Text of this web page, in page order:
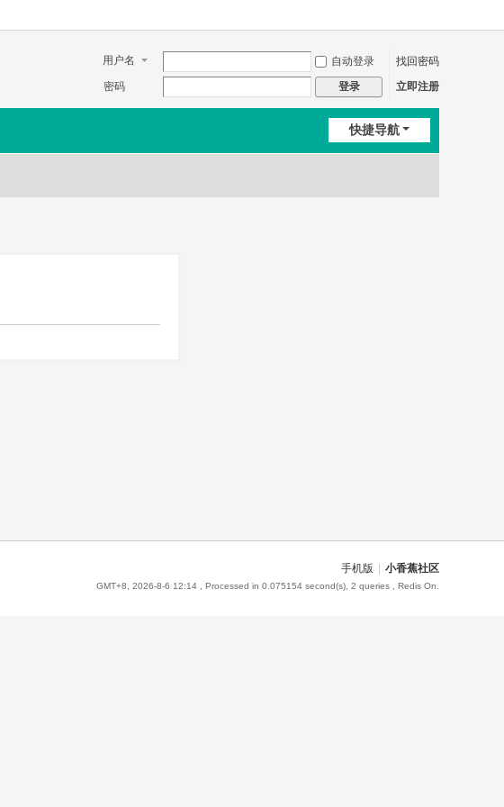
用户名 自动登录
找回密码
密码
登录 立即注册
快捷导航
手机版 小香蕉社区
GMT+8, 2026-8-6 12:14 , Processed in 0.075154 second(s), 2 queries , Redis On.